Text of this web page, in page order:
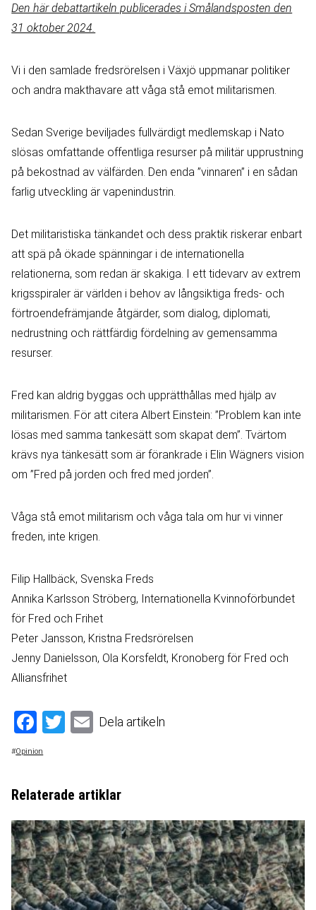
Den här debattartikeln publicerades i Smålandsposten den
31 oktober 2024.
Vi i den samlade fredsrörelsen i Växjö uppmanar politiker
och andra makthavare att våga stå emot militarismen.
Sedan Sverige beviljades fullvärdigt medlemskap i Nato
slösas omfattande offentliga resurser på militär upprustning
på bekostnad av välfärden. Den enda ”vinnaren” i en sådan
farlig utveckling är vapenindustrin.
Det militaristiska tänkandet och dess praktik riskerar enbart
att spä på ökade spänningar i de internationella
relationerna, som redan är skakiga. I ett tidevarv av extrem
krigsspiraler är världen i behov av långsiktiga freds- och
förtroendefrämjande åtgärder, som dialog, diplomati,
nedrustning och rättfärdig fördelning av gemensamma
resurser.
Fred kan aldrig byggas och upprätthållas med hjälp av
militarismen. För att citera Albert Einstein: ”Problem kan inte
lösas med samma tankesätt som skapat dem”. Tvärtom
krävs nya tänkesätt som är förankrade i Elin Wägners vision
om ”Fred på jorden och fred med jorden”.
Våga stå emot militarism och våga tala om hur vi vinner
freden, inte krigen.
Filip Hallbäck, Svenska Freds
Annika Karlsson Ströberg, Internationella Kvinnoförbundet
för Fred och Frihet
Peter Jansson, Kristna Fredsrörelsen
Jenny Danielsson, Ola Korsfeldt, Kronoberg för Fred och
Alliansfrihet
Facebook
TwitterEmail
Dela artikeln
#Opinion
Relaterade artiklar